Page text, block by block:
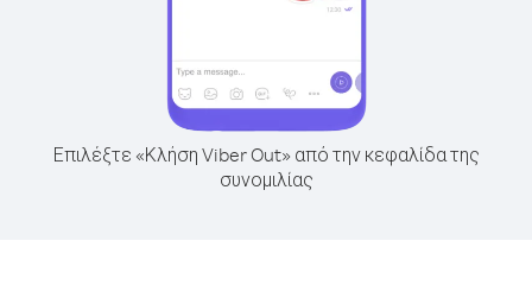
Επιλέξτε «Κλήση Viber Out» από την κεφαλίδα της
συνομιλίας